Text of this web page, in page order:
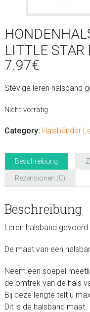
LITTLE STAR
7.97€
Stevige leren halsband
Nicht vorrätig
Category: Halsbänder
Beschreibung
Rezensionen (0)
Beschreibung
Leren halsband gevoerd
De maat van een
Neem een soepel
de omtrek van de hals
Bij deze lengte telt u
Dit is de halsband maat.